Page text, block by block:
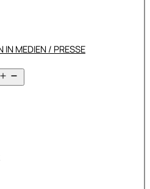
IN MEDIEN / PRESSE
öffnen